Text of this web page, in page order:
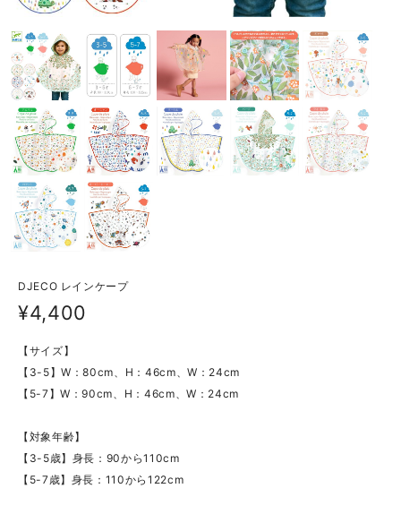
DJECO レインケープ
¥4,400
【サイズ】
【3-5】W：80cm、H：46cm、W：24cm
【5-7】W：90cm、H：46cm、W：24cm
【対象年齢】
【3-5歳】身長：90から110cm
【5-7歳】身長：110から122cm